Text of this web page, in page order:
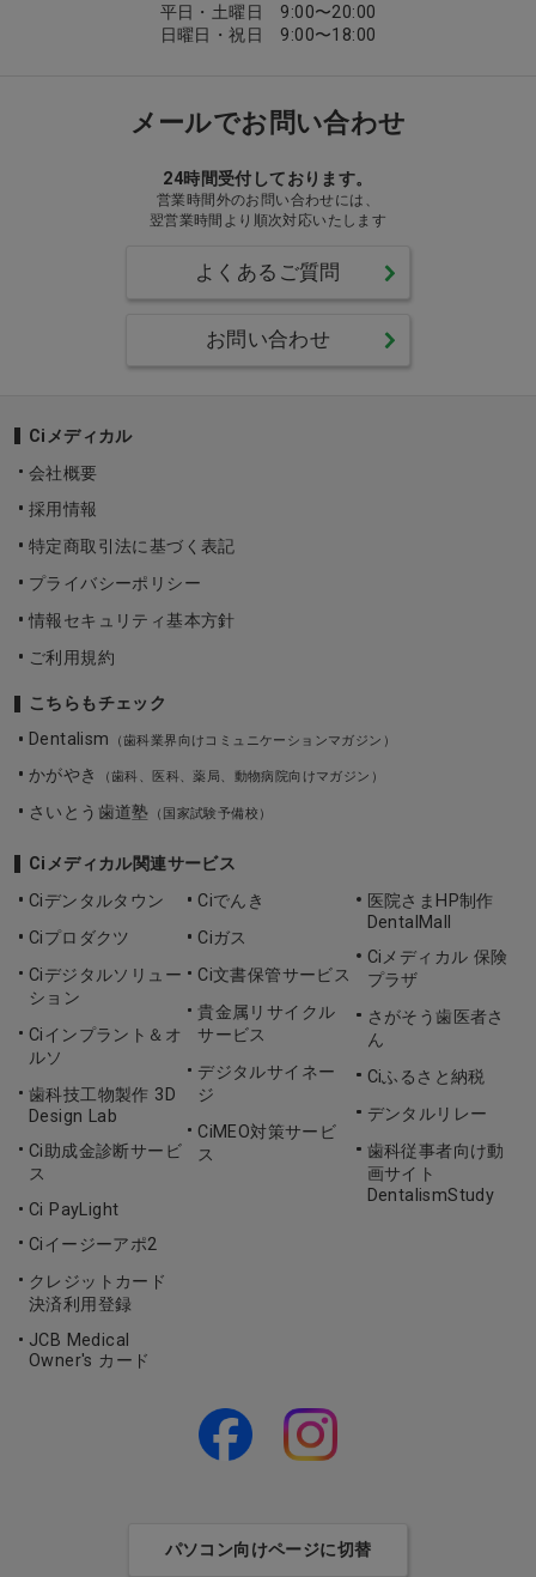
平日・土曜日 9:00〜20:00
日曜日・祝日 9:00〜18:00
メールでお問い合わせ
24時間受付しております。
営業時間外のお問い合わせには、
翌営業時間より順次対応いたします
よくあるご質問
お問い合わせ
Ciメディカル
会社概要
採用情報
特定商取引法に基づく表記
プライバシーポリシー
情報セキュリティ基本方針
ご利用規約
こちらもチェック
Dentalism
（歯科業界向けコミュニケーションマガジン）
かがやき （歯科、医科、薬局、動物病院向けマガジン）
さいとう歯道塾 （国家試験予備校）
Ciメディカル関連サービス
Ciデンタルタウン
Ciプロダクツ
Ciデジタルソリュー
ション
Ciインプラント＆オ
ルソ
歯科技工物製作 3D
Design Lab
Ci助成金診断サービ
ス
Ci PayLight
Ciイージーアポ2
クレジットカード
決済利用登録
JCB Medical
Owner's カード
Ciでんき
Ciガス
Ci文書保管サービス
貴金属リサイクル
サービス
デジタルサイネー
ジ
CiMEO対策サービ
ス
医院さまHP制作
DentalMall
Ciメディカル 保険
プラザ
さがそう歯医者さ
ん
Ciふるさと納税
デンタルリレー
歯科従事者向け動
画サイト
DentalismStudy
パソコン向けページに切替